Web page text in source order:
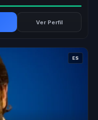
Ver Perfil
ES